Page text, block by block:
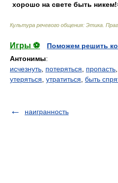
хорошо на свете быть
Культура речевого общения: Этика.
Игры ⚽
Поможем решить
Антонимы:
исчезнуть потеряться пропасть
утеряться утратиться быть
наигранность